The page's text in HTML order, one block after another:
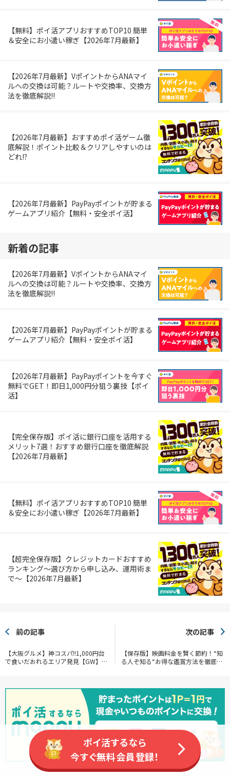
【無料】ポイ活アプリおすすめTOP10 簡単
＆安全にお小遣い稼ぎ【2026年7月最新】
【2026年7月最新】VポイントからANAマイ
ルへの交換は可能？ルートや交換率、交換方
法を徹底解説!!
【2026年7月最新】おすすめポイ活ゲーム徹
底解説！ポイント比較＆クリアしやすいのは
どれ!?
【2026年7月最新】PayPayポイントが貯まる
ゲームアプリ紹介【無料・安全ポイ活】
新着の記事
【2026年7月最新】VポイントからANAマイ
ルへの交換は可能？ルートや交換率、交換方
法を徹底解説!!
【2026年7月最新】PayPayポイントが貯まる
ゲームアプリ紹介【無料・安全ポイ活】
【2026年7月最新】PayPayポイントを今すぐ
無料でGET！即日1,000円分狙う裏技【ポイ
活】
【完全保存版】ポイ活に銀行口座を活用する
メリット7選！おすすめ銀行口座を徹底解説
【2026年7月最新】
【無料】ポイ活アプリおすすめTOP10 簡単
＆安全にお小遣い稼ぎ【2026年7月最新】
【超完全保存版】クレジットカードおすすめ
ランキング～選び方から申し込み、運用術ま
で～【2026年7月最新】
前の記事
【大阪グルメ】神コスパ!!1,000円台
で食いだおれるエリア発見【GW】
次の記事
【保存版】映画料金を賢く節約！“知
る人ぞ知る“お得な鑑賞方法を徹底解
ポイ活するなら
今すぐ無料会員登録！